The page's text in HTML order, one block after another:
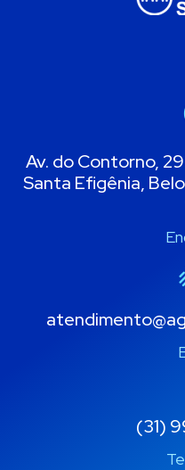
Av. do Contorno,
Santa Efigênia,
(31)